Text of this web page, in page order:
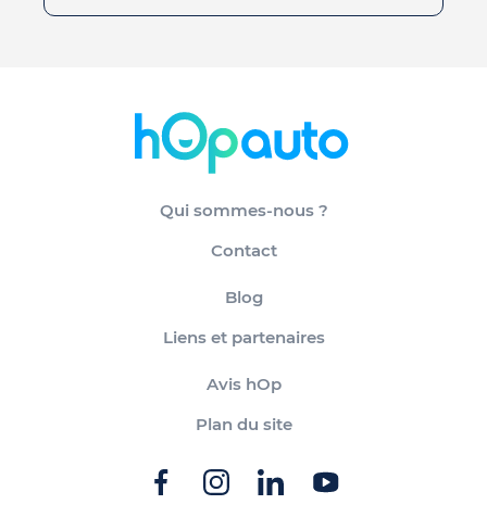
Qui sommes-nous ?
Contact
Blog
Liens et partenaires
Avis hOp
Plan du site